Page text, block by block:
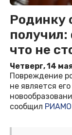
Родинку
получил:
что не
Четверг, 14
Повреждение
не является
сообщил РИАМО